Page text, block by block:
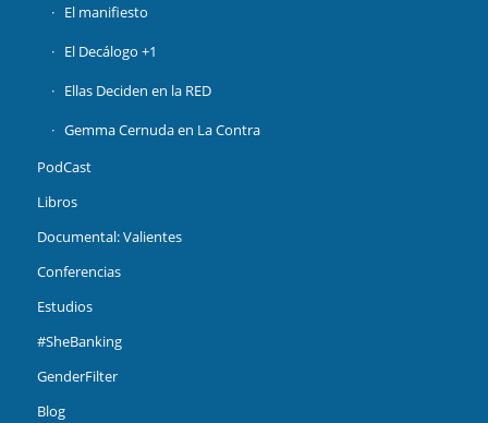
El manifiesto
El Decálogo +1
Ellas Deciden en la RED
Gemma Cernuda en La Contra
PodCast
Libros
Documental: Valientes
Conferencias
Estudios
#SheBanking
GenderFilter
Blog